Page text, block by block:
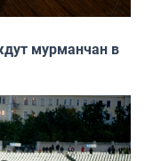
мурманчан в